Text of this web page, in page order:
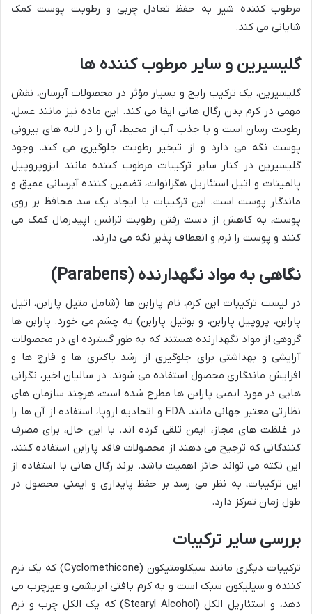
مرطوب کننده شیر به حفظ تعادل چربی و رطوبت پوست کمک
شایانی می کند.
گلیسیرین و سایر مرطوب کننده ها
گلیسیرین، یک ترکیب رایج و بسیار مؤثر در محصولات آبرسان، نقش
مهمی در کرم بدن رگال هانی ایفا می کند. این ماده نیز مانند عسل،
رطوبت رسان است و با جذب آب از محیط، آن را در لایه های بیرونی
پوست نگه می دارد و از تبخیر رطوبت جلوگیری می کند. وجود
گلیسیرین در کنار سایر ترکیبات مرطوب کننده مانند ایزوپروپیل
پالمیتات و اتیل استئاریل هگزانوات، تضمین کننده آبرسانی عمیق و
ماندگار پوست است. این ترکیبات با ایجاد یک سد محافظ بر روی
پوست، به کاهش از دست رفتن رطوبت ترانس اپیدرمال کمک می
کنند و پوست را نرم و انعطاف پذیر نگه می دارند.
نگاهی به مواد نگهدارنده (Parabens)
در لیست ترکیبات این کرم، نام پارابن ها (شامل متیل پارابن، اتیل
پارابن، پروپیل پارابن، و بوتیل پارابن) به چشم می خورد. پارابن ها
گروهی از مواد نگهدارنده هستند که به طور گسترده ای در محصولات
آرایشی و بهداشتی برای جلوگیری از رشد باکتری ها و قارچ ها و
افزایش ماندگاری محصول استفاده می شوند. در سالیان اخیر، نگرانی
هایی در مورد ایمنی پارابن ها مطرح شده است، هرچند سازمان های
نظارتی معتبر جهانی مانند FDA و اتحادیه اروپا، استفاده از آن ها را
در غلظت های مجاز، ایمن تلقی کرده اند. با این حال، برای مصرف
کنندگانی که ترجیح می دهند از محصولات فاقد پارابن استفاده کنند،
این نکته می تواند حائز اهمیت باشد. برند رگال هانی با استفاده از
این ترکیبات، به نظر می رسد بر حفظ پایداری و ایمنی محصول در
طول زمان تمرکز دارد.
بررسی سایر ترکیبات
ترکیبات دیگری مانند سیکلومتیکون (Cyclomethicone) که یک نرم
کننده و سیلیکون سبک است و به کرم بافتی ابریشمی و غیرچرب می
دهد، و استئاریل الکل (Stearyl Alcohol) که یک الکل چرب و نرم